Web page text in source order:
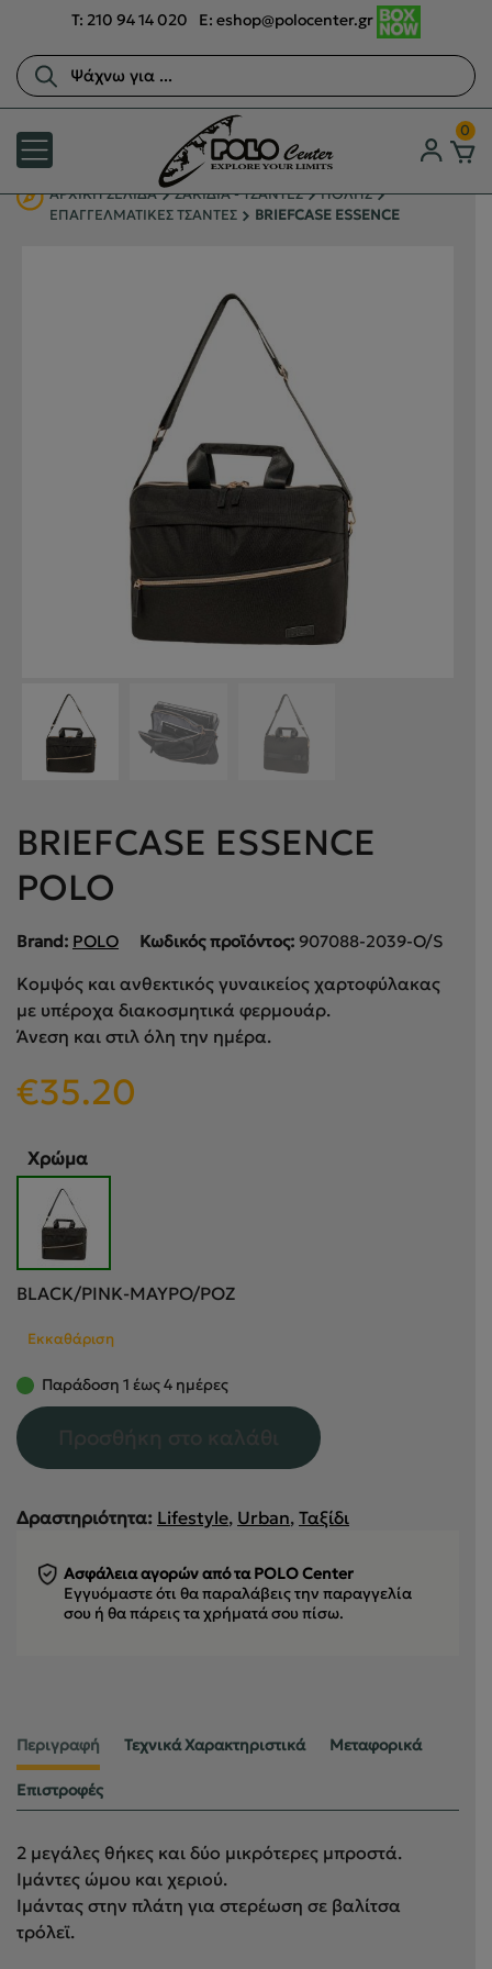
T: 210 94 14 020 E:eshop@polocenter.gr
0
Αναζήτηση
προϊόντων
ΑΡΧΙΚΉ ΣΕΛΊΔΑ ΣΑΚΙΔΙΑ - ΤΣΑΝΤΕΣ
ΠΟΛΗΣ
ΕΠΑΓΓΕΛΜΑΤΙΚΕΣ ΤΣΑΝΤΕΣ
BRIEFCASE ESSENCE
BRIEFCASE ESSENCE
POLO
Brand: POLO Κωδικός προϊόντος: 907088-2039-O/S
Κομψός και ανθεκτικός γυναικείος χαρτοφύλακας
με υπέροχα διακοσμητικά φερμουάρ.
Άνεση και στιλ όλη την ημέρα.
€35.20
Χρώμα
BLACK/PINK-ΜΑΥΡΟ/ΡΟΖ
Εκκαθάριση
Παράδοση 1 έως 4 ημέρες
Δραστηριότητα: Lifestyle, Urban, Ταξίδι
Ασφάλεια αγορών από τα POLO Center
Εγγυόμαστε ότι θα παραλάβεις την παραγγελία
σου ή θα πάρεις τα χρήματά σου πίσω.
Περιγραφή Τεχνικά Χαρακτηριστικά Μεταφορικά
Επιστροφές
2 μεγάλες θήκες και δύο μικρότερες μπροστά.
Ιμάντες ώμου και χεριού.
Ιμάντας στην πλάτη για στερέωση σε βαλίτσα
τρόλεϊ.